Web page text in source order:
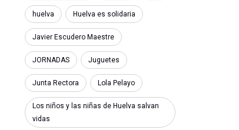
huelva Huelva es solidaria
Javier Escudero Maestre
JORNADAS Juguetes
Junta Rectora Lola Pelayo
Los niños y las niñas de Huelva salvan
vidas